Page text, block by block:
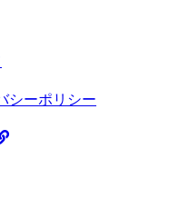
シーポリシー